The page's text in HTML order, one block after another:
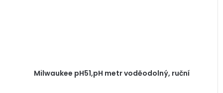
Milwaukee pH51,pH metr voděodolný, ruční